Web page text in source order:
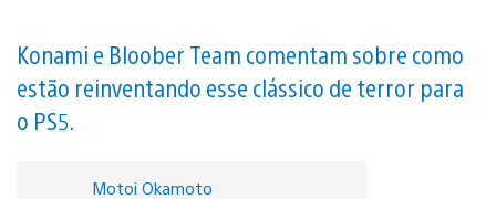
Konami e Bloober Team comentam sobre como
estão reinventando esse clássico de terror para
o PS5.
Motoi Okamoto